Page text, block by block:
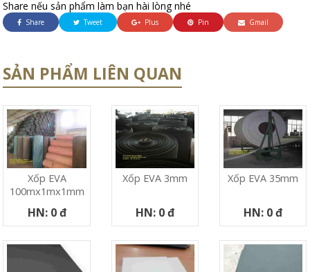
Share nếu sản phẩm làm bạn hài lòng nhé
Share Tweet Plus Pin Gmail
SẢN PHẨM LIÊN QUAN
Xốp EVA
100mx1mx1mm
HN: 0 đ
Xốp EVA 3mm
HN: 0 đ
Xốp EVA 35mm
HN: 0 đ